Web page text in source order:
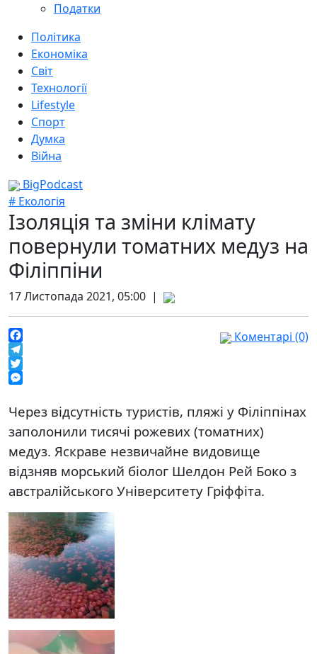
Податки
Політика
Економіка
Світ
Технології
Lifestyle
Спорт
Думка
Війна
BigPodcast
# Екологія
Ізоляція та зміни клімату
повернули томатних медуз на
Філіппіни
17 Листопада 2021, 05:00 |
Facebook
Telegram
Twitter
Коментарі (0)
Через відсутність туристів, пляжі у Філіппінах
заполонили тисячі рожевих (томатних)
медуз. Яскраве незвичайне видовище
відзняв морський біолог Шелдон Рей Боко з
австралійського Університету Гріффіта.